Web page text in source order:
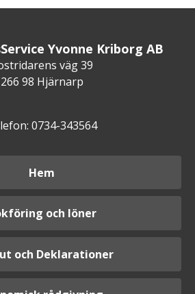
Yvonne Kriborg AB
väg 39
266 98 Hjärnarp
0734-343564
Hem
och löner
och Deklarationer